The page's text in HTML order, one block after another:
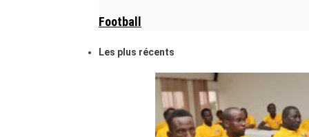
Football
Les plus récents